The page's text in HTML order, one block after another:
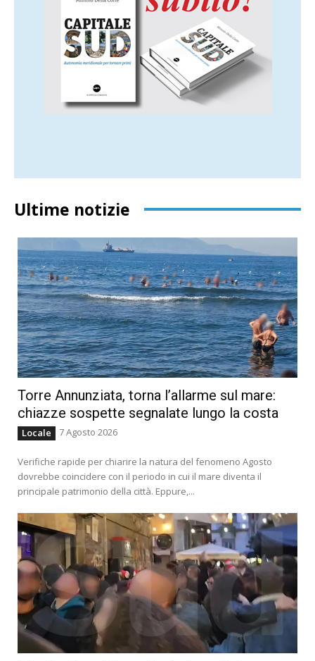
Ultime notizie
Torre Annunziata, torna l’allarme sul mare:
chiazze sospette segnalate lungo la costa
Locale 7 Agosto 2026
Verifiche rapide per chiarire la natura del fenomeno Agosto
dovrebbe coincidere con il periodo in cui il mare diventa il
principale patrimonio della città. Eppure,...